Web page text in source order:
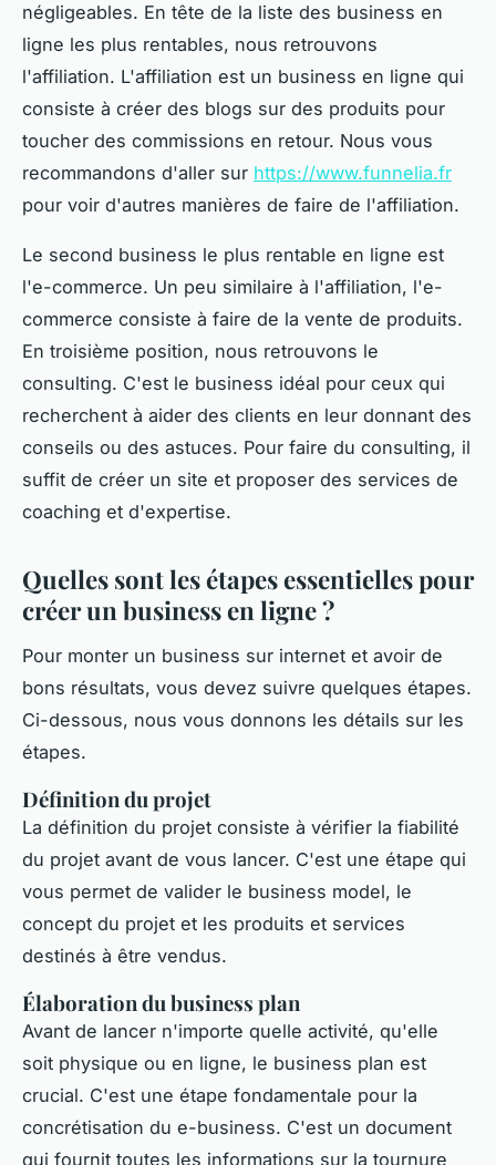
négligeables. En tête de la liste des business en
ligne les plus rentables, nous retrouvons
l'affiliation. L'affiliation est un business en ligne qui
consiste à créer des blogs sur des produits pour
toucher des commissions en retour. Nous vous
recommandons d'aller sur https://www.funnelia.fr
pour voir d'autres manières de faire de l'affiliation.
Le second business le plus rentable en ligne est
l'e-commerce. Un peu similaire à l'affiliation, l'e-
commerce consiste à faire de la vente de produits.
En troisième position, nous retrouvons le
consulting. C'est le business idéal pour ceux qui
recherchent à aider des clients en leur donnant des
conseils ou des astuces. Pour faire du consulting, il
suffit de créer un site et proposer des services de
coaching et d'expertise.
Quelles sont les étapes essentielles pour
créer un business en ligne ?
Pour monter un business sur internet et avoir de
bons résultats, vous devez suivre quelques étapes.
Ci-dessous, nous vous donnons les détails sur les
étapes.
Définition du projet
La définition du projet consiste à vérifier la fiabilité
du projet avant de vous lancer. C'est une étape qui
vous permet de valider le business model, le
concept du projet et les produits et services
destinés à être vendus.
Élaboration du business plan
Avant de lancer n'importe quelle activité, qu'elle
soit physique ou en ligne, le business plan est
crucial. C'est une étape fondamentale pour la
concrétisation du e-business. C'est un document
qui fournit toutes les informations sur la tournure